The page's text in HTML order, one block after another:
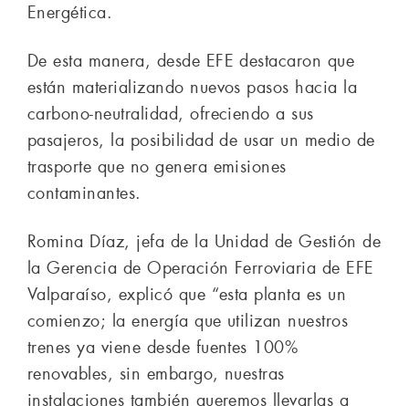
Energética.
De esta manera, desde EFE destacaron que
están materializando nuevos pasos hacia la
carbono-neutralidad, ofreciendo a sus
pasajeros, la posibilidad de usar un medio de
trasporte que no genera emisiones
contaminantes.
Romina Díaz, jefa de la Unidad de Gestión de
la Gerencia de Operación Ferroviaria de EFE
Valparaíso, explicó que “esta planta es un
comienzo; la energía que utilizan nuestros
trenes ya viene desde fuentes 100%
renovables, sin embargo, nuestras
instalaciones también queremos llevarlas a